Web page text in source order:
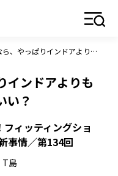
試打をするなら、やっぱりインドアよりもコースで実戦形式が一番いい？
インドアよりも
い？
ィッティングショ
事情／第134回
T島